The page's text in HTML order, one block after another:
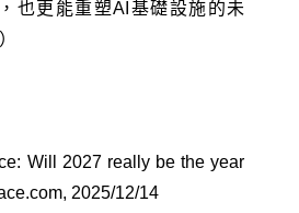
也更能重塑AI基礎設施的未
Will 2027 really be the year
2025/12/14